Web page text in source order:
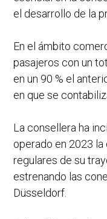
el desarrollo de la
En el ámbito
pasajeros con un
en un 90 % el
en que se
La consellera ha
operado en 2023
regulares de su
estrenando las
Düsseldorf.